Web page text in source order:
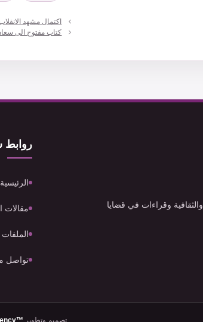
اكتمال مشهد
كتاب مفتوح الى
وقراءات في قضايا
روابط
الرئيسية
مقالات
الملفات
تواصل